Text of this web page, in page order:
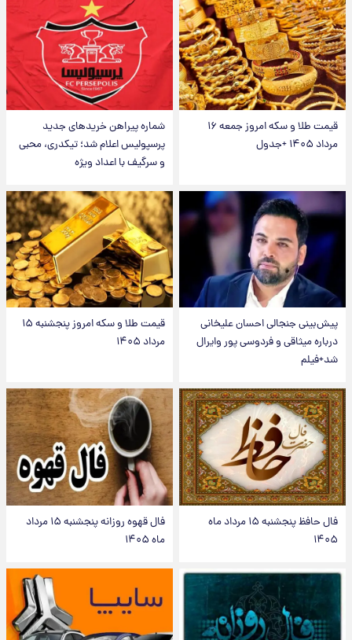
قیمت طلا و سکه امروز جمعه ۱۶
مرداد ۱۴۰۵ +جدول
شماره پیراهن خریدهای جدید
پرسپولیس اعلام شد؛ تیکدری، محبی
و سرگیف با اعداد ویژه
پیش‌بینی جنجالی احسان علیخانی
درباره میثاقی و فردوسی پور وایرال
شد+فیلم
قیمت طلا و سکه امروز پنجشنبه ۱۵
مرداد ۱۴۰۵
فال حافظ پنجشنبه ۱۵ مرداد ماه
۱۴۰۵
فال قهوه روزانه پنجشنبه ۱۵ مرداد
ماه ۱۴۰۵